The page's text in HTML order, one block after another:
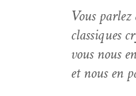
Vous
clas­siques
vous nous
et nous en